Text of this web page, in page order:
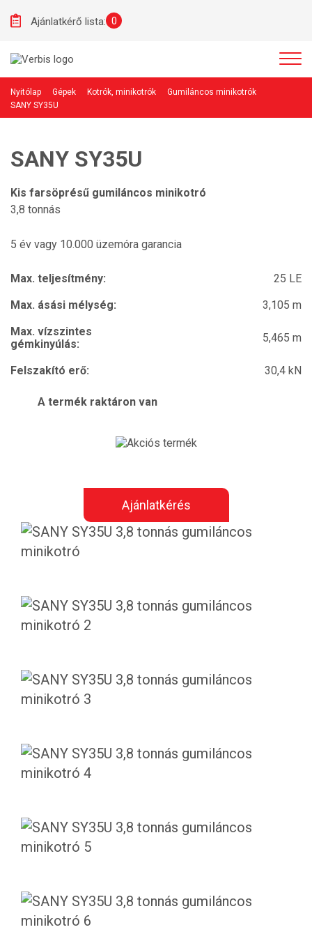
Ajánlatkérő lista: 0
Nyitólap Gépek Kotrók, minikotrók
Gumiláncos minikotrók
SANY SY35U
SANY SY35U
Kis farsöprésű gumiláncos minikotró
3,8 tonnás
5 év vagy 10.000 üzemóra garancia
Max. teljesítmény:
25 LE
Max. ásási mélység:
3,105 m
Max. vízszintes
gémkinyúlás:
5,465 m
Felszakító erő: 30,4 kN
A termék raktáron van
Ajánlatkérés